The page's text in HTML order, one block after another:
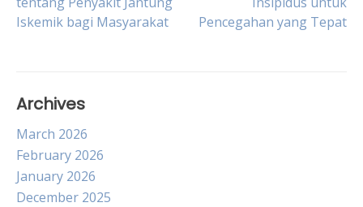
navigation
Iskemik bagi Masyarakat
Pencegahan yang Tepat
Archives
March 2026
February 2026
January 2026
December 2025